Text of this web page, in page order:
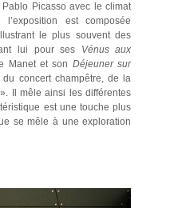
Picasso avec le climat
est composée
le plus souvent des
lui pour ses Vénus aux
Manet et son Déjeuner sur
concert champêtre, de la
Il mêle ainsi les différentes
est une touche plus
se mêle à une exploration